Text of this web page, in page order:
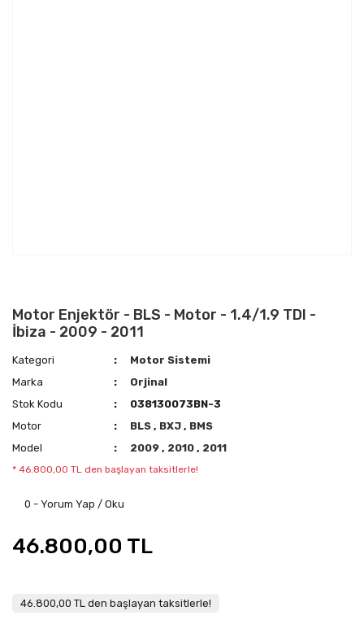
Motor Enjektör - BLS - Motor - 1.4/1.9 TDI -
İbiza - 2009 - 2011
Kategori
Motor Sistemi
Marka
Orjinal
Stok Kodu
038130073BN-3
Motor
BLS, BXJ, BMS
Model
2009, 2010, 2011
* 46.800,00 TL den başlayan taksitlerle!
0 - Yorum Yap / Oku
46.800,00 TL
46.800,00 TL den başlayan taksitlerle!